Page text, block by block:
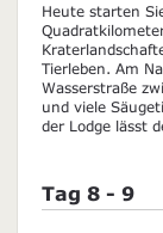
Heute starten
Tierleben. Am
Wasserstraße
und viele
der Lodge lässt
Tag 8 - 9